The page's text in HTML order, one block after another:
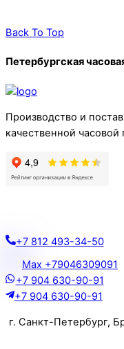
Back To Top
Петербургская
Производство и
качественной часовой
+7 812 493-34-50
Max +79046309091
+7 904 630-90-91
+7 904 630-90-91
г. Санкт-Петербург,